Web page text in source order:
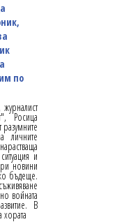
по
Росица
личните
и
новини
бъдеще.
войната
В
хората